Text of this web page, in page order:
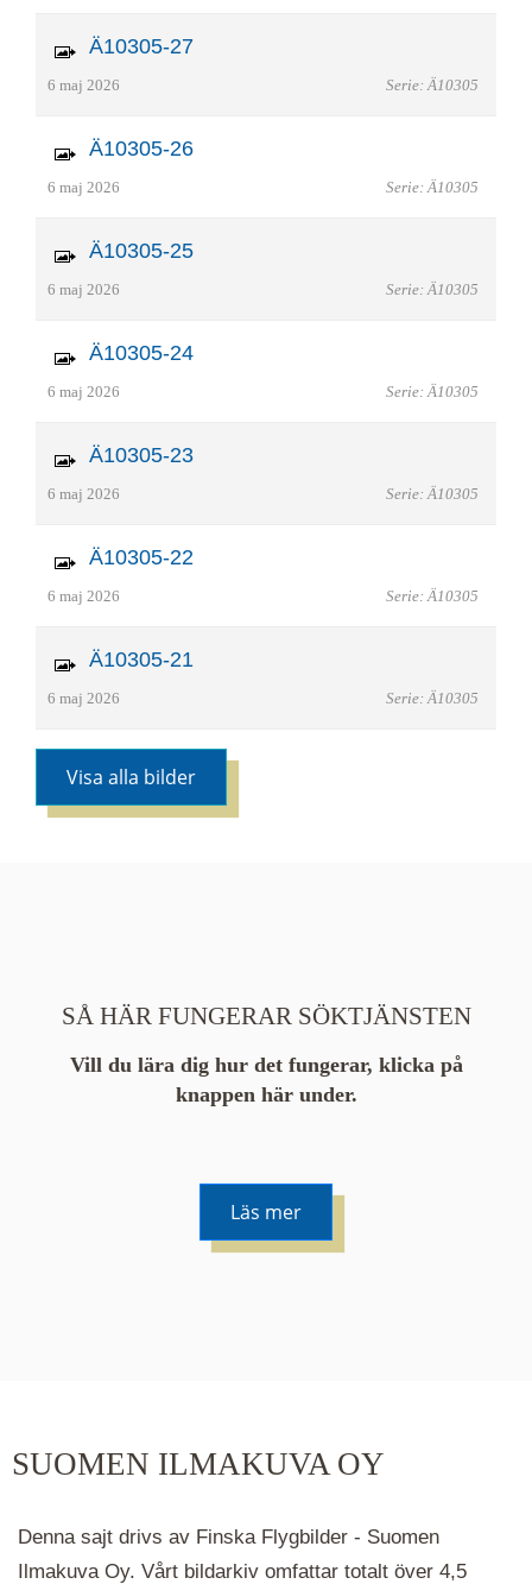
Ä10305-27
6 maj 2026 Serie: Ä10305
Ä10305-26
6 maj 2026 Serie: Ä10305
Ä10305-25
6 maj 2026 Serie: Ä10305
Ä10305-24
6 maj 2026 Serie: Ä10305
Ä10305-23
6 maj 2026 Serie: Ä10305
Ä10305-22
6 maj 2026 Serie: Ä10305
Ä10305-21
6 maj 2026 Serie: Ä10305
Visa alla bilder
SÅ HÄR FUNGERAR SÖKTJÄNSTEN
Vill du lära dig hur det fungerar, klicka på
knappen här under.
Läs mer
hålla ned ctrl-tangenten och scrolla.
SUOMEN ILMAKUVA OY
Denna sajt drivs av Finska Flygbilder - Suomen
Ilmakuva Oy. Vårt bildarkiv omfattar totalt över 4,5